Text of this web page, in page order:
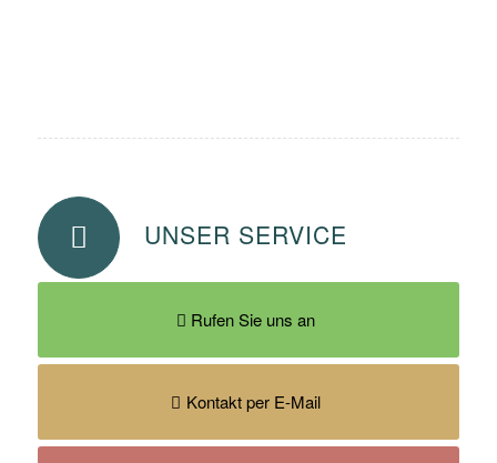
UNSER SERVICE
Rufen Sie uns an
Kontakt per E-Mail